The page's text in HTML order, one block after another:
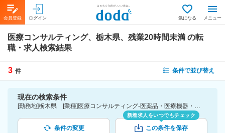
会員登録 ログイン 気になる メニュー
医療コンサルティング、栃木県、残業20時間未満 の転
職・求人検索結果
3 件 条件で並び替え
現在の検索条件
[勤務地]栃木県 [業種]医療コンサルティング-医薬品・医療機器・ライフサイエンス・医療系サービス [詳細条件](休日・働き方)残業20時間未満
条件の変更
新着求人をいつでもチェック
この条件を保存